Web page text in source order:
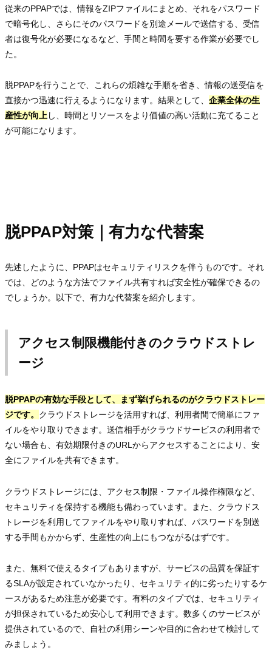
従来のPPAPでは、情報をZIPファイルにまとめ、それをパスワード
で暗号化し、さらにそのパスワードを別途メールで送信する、受信
者は復号化が必要になるなど、手間と時間を要する作業が必要でし
た。
脱PPAPを行うことで、これらの煩雑な手順を省き、情報の送受信を
直接かつ迅速に行えるようになります。結果として、 企業全体の生
産性が向上し、時間とリソースをより価値の高い活動に充てること
が可能になります。
脱PPAP対策｜有力な代替案
先述したように、PPAPはセキュリティリスクを伴うものです。それ
では、どのような方法でファイル共有すれば安全性が確保できるの
でしょうか。以下で、有力な代替案を紹介します。
アクセス制限機能付きのクラウドストレ
ージ
脱PPAPの有効な手段として、まず挙げられるのがクラウドストレー
ジです。 クラウドストレージを活用すれば、利用者間で簡単にファ
イルをやり取りできます。送信相手がクラウドサービスの利用者で
ない場合も、有効期限付きのURLからアクセスすることにより、安
全にファイルを共有できます。
クラウドストレージには、アクセス制限・ファイル操作権限など、
セキュリティを保持する機能も備わっています。また、クラウドス
トレージを利用してファイルをやり取りすれば、パスワードを別送
する手間もかからず、生産性の向上にもつながるはずです。
また、無料で使えるタイプもありますが、サービスの品質を保証す
るSLAが設定されていなかったり、セキュリティ的に劣ったりするケ
ースがあるため注意が必要です。有料のタイプでは、セキュリティ
が担保されているため安心して利用できます。数多くのサービスが
提供されているので、自社の利用シーンや目的に合わせて検討して
みましょう。